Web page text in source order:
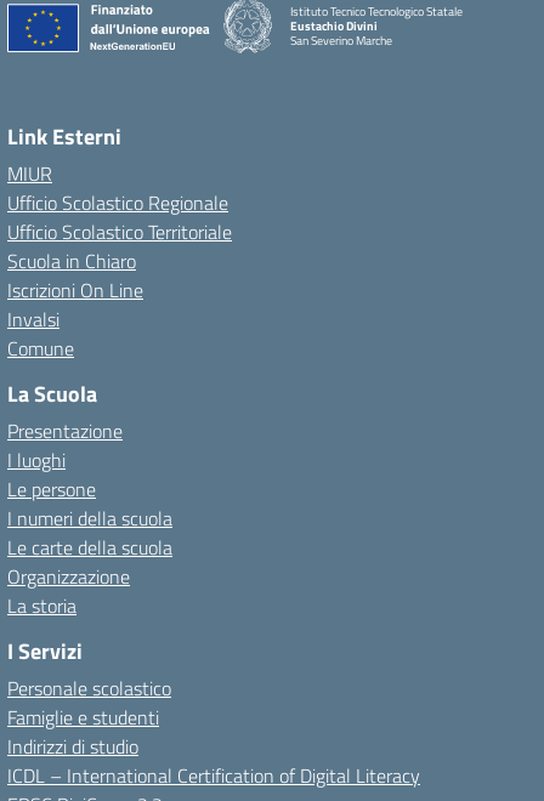
Istituto Tecnico Tecnologico Statale
Eustachio Divini
San Severino Marche
Link Esterni
MIUR
Ufficio Scolastico Regionale
Ufficio Scolastico Territoriale
Scuola in Chiaro
Iscrizioni On Line
Invalsi
Comune
La Scuola
Presentazione
I luoghi
Le persone
I numeri della scuola
Le carte della scuola
Organizzazione
La storia
I Servizi
Personale scolastico
Famiglie e studenti
Indirizzi di studio
ICDL – International Certification of Digital Literacy